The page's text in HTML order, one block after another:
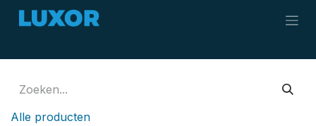
Overslaan naar inhoud
Alle producten